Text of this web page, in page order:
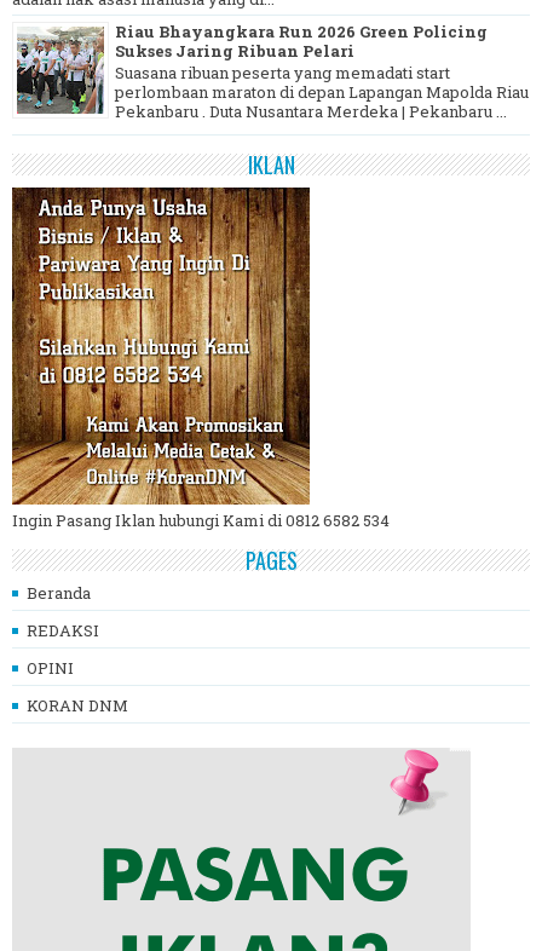
Riau Bhayangkara Run 2026 Green Policing
Sukses Jaring Ribuan Pelari
Suasana ribuan peserta yang memadati start
perlombaan maraton di depan Lapangan Mapolda Riau
Pekanbaru . Duta Nusantara Merdeka | Pekanbaru ...
IKLAN
Ingin Pasang Iklan hubungi Kami di 0812 6582 534
PAGES
Beranda
REDAKSI
OPINI
KORAN DNM